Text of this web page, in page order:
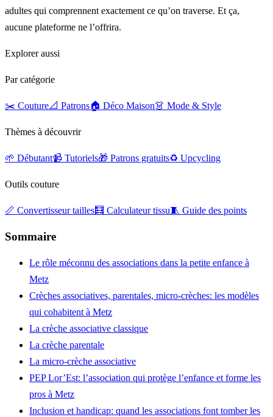
adultes qui comprennent exactement ce qu’on traverse. Et ça,
aucune plateforme ne l’offrira.
Explorer aussi
Par catégorie
✂️ Couture📐 Patrons🏠 Déco Maison👗 Mode & Style
Thèmes à découvrir
🌱 Débutant📹 Tutoriels🎁 Patrons gratuits♻️ Upcycling
Outils couture
📏 Convertisseur tailles🧮 Calculateur tissu🧵 Guide des points
Sommaire
Le rôle méconnu des associations dans la petite enfance à
Metz
Crèches associatives, parentales, micro-crèches: les modèles
qui cohabitent à Metz
La crèche associative classique
La crèche parentale
La micro-crèche associative
PEP Lor’Est: l’association qui protège l’enfance et forme les
pros à Metz
Inclusion et handicap: quand les associations font tomber les